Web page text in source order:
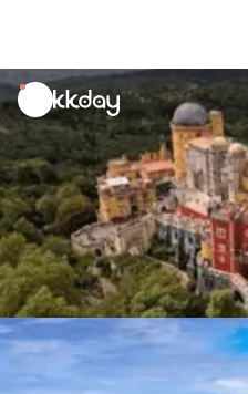
unread
notifications